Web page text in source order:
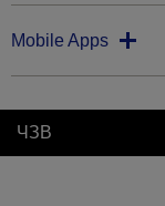
Mobile Apps
ЧЗВ